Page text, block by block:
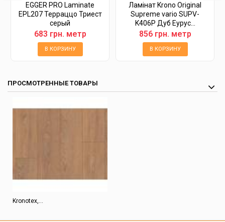
EGGER PRO Laminate
EPL207 Терраццо Триест
серый
683 грн. метр
В КОРЗИНУ
Ламінат Krono Original
Supreme vario SUPV-
K406P Дуб Еурус...
856 грн. метр
В КОРЗИНУ
ПРОСМОТРЕННЫЕ ТОВАРЫ
Kronotex,...